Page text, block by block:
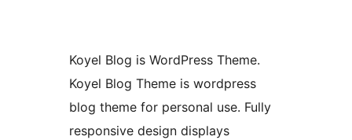
Koyel Blog is WordPress Theme.
Koyel Blog Theme is wordpress
blog theme for personal use. Fully
responsive design displays